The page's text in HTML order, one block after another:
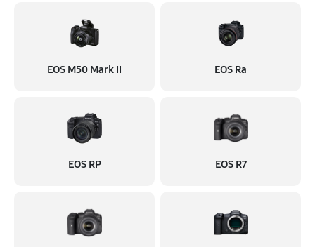
EOS M50 Mark II EOS Ra
EOS RP EOS R7